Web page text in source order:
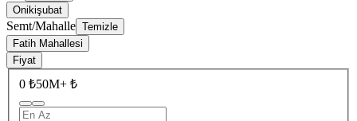
Onikişubat
Semt/Mahalle Temizle
Fatih Mahallesi
Fiyat
0 ₺50M+ ₺